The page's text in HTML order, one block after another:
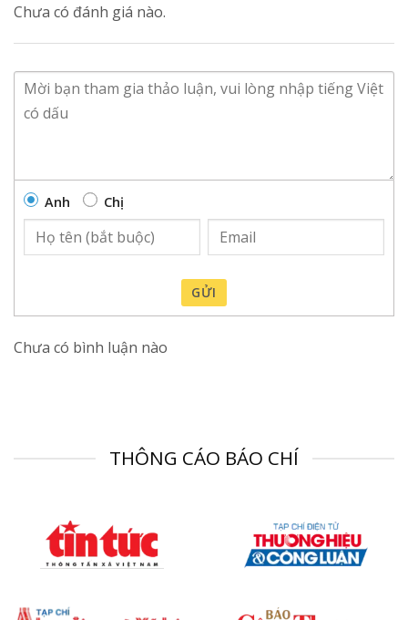
Chưa có đánh giá nào.
Anh Chị
GỬI
Chưa có bình luận nào
THÔNG CÁO BÁO CHÍ